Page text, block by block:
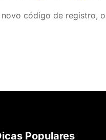
código de registro,
Populares